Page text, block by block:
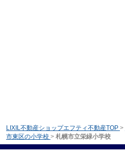
LIXIL不動産ショップエフティ不動産TOP >
市東区の小学校 > 札幌市立栄緑小学校